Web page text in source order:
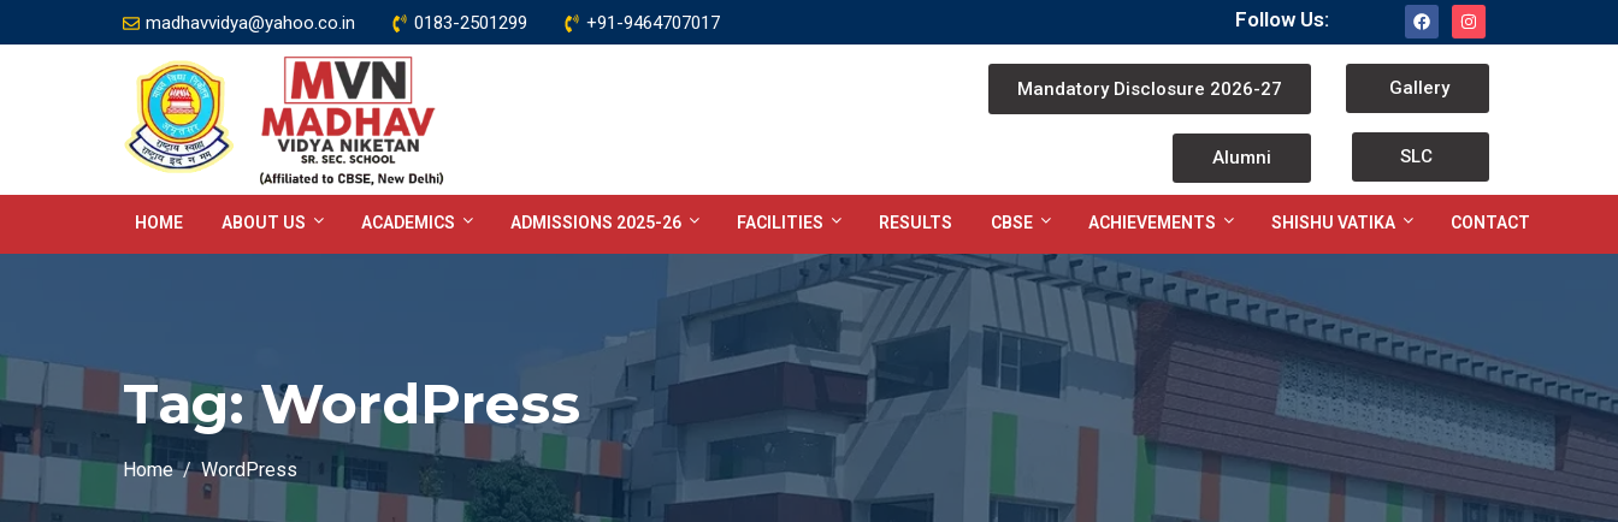
madhavvidya@yahoo.co.in 0183-2501299 +91-9464707017 Follow Us:
Mandatory Disclosure 2026-27
Alumni
Gallery
SLC
HOME ABOUT US ACADEMICS ADMISSIONS 2025-26 FACILITIES RESULTS CBSE ACHIEVEMENTS SHISHU VATIKA CONTACT
Tag:WordPress
Home WordPress